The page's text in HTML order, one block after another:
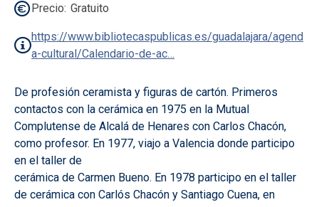
Precio Gratuito
https://www.bibliotecaspublicas.es/guadalajara/agend
a-cultural/Calendario-de-ac…
De profesión ceramista y figuras de cartón. Primeros
contactos con la cerámica en 1975 en la Mutual
Complutense de Alcalá de Henares con Carlos Chacón,
como profesor. En 1977, viajo a Valencia donde participo
en el taller de
cerámica de Carmen Bueno. En 1978 participo en el taller
de cerámica con Carlós Chacón y Santiago Cuena, en